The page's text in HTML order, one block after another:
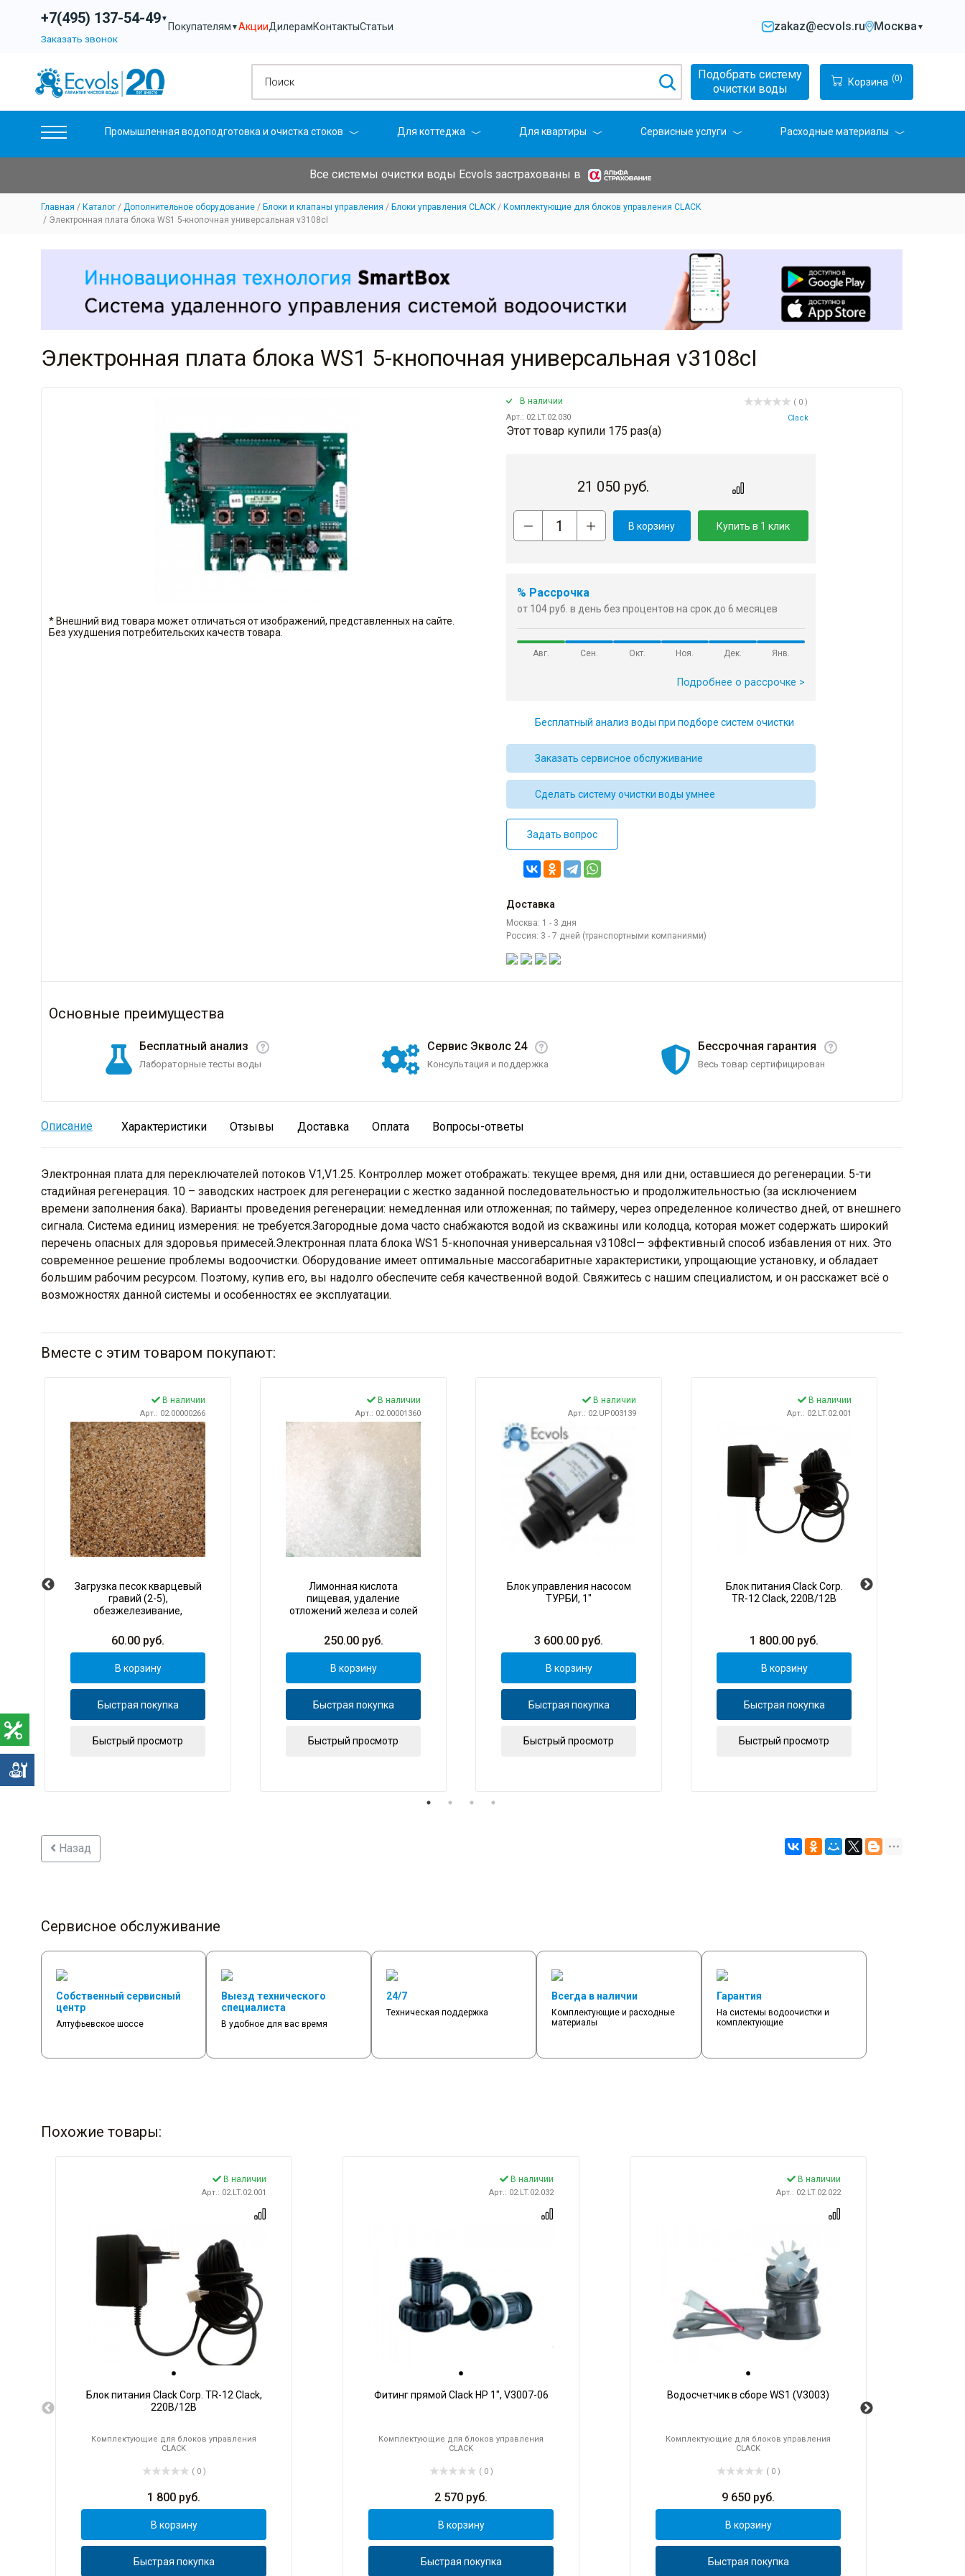
+7(495) 137-54-49▼
Заказать звонок
Покупателям ▼АкцииДилерамКонтактыСтатьи zakaz@ecvols.ru Москва ▼
Подобрать систему
очистки воды
Корзина (0)
Промышленная водоподготовка и очистка стоков Для коттеджа Для квартиры Сервисные услуги Расходные материалы
Все системы очистки воды Ecvols застрахованы в
Главная Каталог Дополнительное оборудование Блоки и клапаны управления Блоки управления CLACK
Комплектующие для блоков управления CLACK
Электронная плата блока WS1 5-кнопочная универсальная v3108cI
Электронная плата блока WS1 5-кнопочная универсальная v3108cI
* Внешний вид товара может отличаться от изображений, представленных на сайте.
Без ухудшения потребительских качеств товара.
В наличии
Арт.: 02.LT.02.030
( 0 )
Clack
Этот товар купили 175 раз(a)
21 050 руб.
В корзину Купить в 1 клик
% Рассрочка
от 104 руб. в день без процентов на срок до 6 месяцев
Авг. Сен. Окт. Ноя. Дек. Янв.
Подробнее о рассрочке >
Бесплатный анализ воды при подборе систем очистки
Заказать сервисное обслуживание
Сделать систему очистки воды умнее
Задать вопрос
Доставка
Москва: 1 - 3 дня
Россия: 3 - 7 дней (транспортными компаниями)
Основные преимущества
Бесплатный анализ
Лабораторные тесты воды
Сервис Экволс 24
Консультация и поддержка
Бессрочная гарантия
Весь товар сертифицирован
Описание Характеристики Отзывы Доставка Оплата Вопросы-ответы
Электронная плата для переключателей потоков V1,V1.25. Контроллер может отображать: текущее время, дня или дни, оставшиеся до регенерации. 5-ти
стадийная регенерация. 10 – заводских настроек для регенерации с жестко заданной последовательностью и продолжительностью (за исключением
времени заполнения бака). Варианты проведения регенерации: немедленная или отложенная; по таймеру, через определенное количество дней, от внешнего
сигнала. Система единиц измерения: не требуется.Загородные дома часто снабжаются водой из скважины или колодца, которая может содержать широкий
перечень опасных для здоровья примесей.Электронная плата блока WS1 5-кнопочная универсальная v3108cI— эффективный способ избавления от них. Это
современное решение проблемы водоочистки. Оборудование имеет оптимальные массогабаритные характеристики, упрощающие установку, и обладает
большим рабочим ресурсом. Поэтому, купив его, вы надолго обеспечите себя качественной водой. Свяжитесь с нашим специалистом, и он расскажет всё о
возможностях данной системы и особенностях ее эксплуатации.
Вместе с этим товаром покупают:
В наличии
Арт.: 02.00000266
Загрузка песок кварцевый
гравий (2-5),
обезжелезивание,
60.00 руб.
В корзину
Быстрая покупка
Быстрый просмотр
В наличии
Арт.: 02.00001360
Лимонная кислота
пищевая, удаление
отложений железа и солей
250.00руб.
В корзину
Быстрая покупка
Быстрый просмотр
В наличии
Арт.: 02.UP003139
Блок управления насосом
ТУРБИ, 1"
3 600.00 руб.
В корзину
Быстрая покупка
Быстрый просмотр
В наличии
Арт.: 02.LT.02.001
Блок питания Clack Corp.
TR-12 Clack, 220В/12В
1 800.00 руб.
В корзину
Быстрая покупка
Быстрый просмотр
Назад
Сервисное обслуживание
Собственный сервисный
центр
Алтуфьевское шоссе
Выезд технического
специалиста
В удобное для вас время
24/7
Техническая поддержка
Всегда в наличии
Комплектующие и расходные
материалы
Гарантия
На системы водоочистки и
комплектующие
Похожие товары:
В наличии
Арт.: 02.LT.02.001
Блок питания Clack Corp. TR-12 Clack,
220В/12В
Комплектующие для блоков управления
CLACK
( 0 )
1 800 руб.
В корзину
Быстрая покупка
В наличии
Арт.: 02.LT.02.032
Фитинг прямой Clack НР 1", V3007-06
Комплектующие для блоков управления
CLACK
( 0 )
2 570 руб.
В корзину
Быстрая покупка
В наличии
Арт.: 02.LT.02.022
Водосчетчик в сборе WS1 (V3003)
Комплектующие для блоков управления
CLACK
( 0 )
9 650 руб.
В корзину
Быстрая покупка